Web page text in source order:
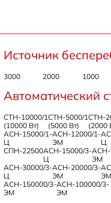
Источник
3000 2000 1000
Автоматический
СТН-10000/1
(10000 Вт)
СТН-5000/1
(5000 Вт)
СТН-
(2000
АСН-15000/1-
Ц
АСН-12000/1-
ЭМ
Ц
СПН-22500АСН-15000/3-
Ц
АСН-
ЭМ
АСН-30000/3-
Ц
АСН-20000/3-
ЭМ
ЭМ
АСН-150000/3-
ЭМ
АСН-100000/3-
ЭМ